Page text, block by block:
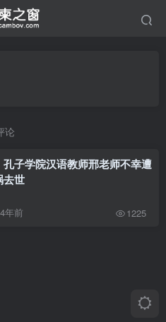
论
孔子学院汉语教师邢老师不幸遭
去世
4年前 1225